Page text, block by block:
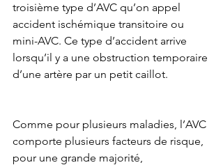
troisième type d’AVC qu’on appel
accident ischémique transitoire ou
mini-AVC. Ce type d’accident arrive
lorsqu’il y a une obstruction temporaire
d’une artère par un petit caillot.
Comme pour plusieurs maladies, l’AVC
comporte plusieurs facteurs de risque,
pour une grande majorité,